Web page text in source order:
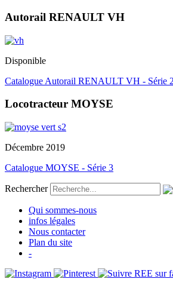
Autorail RENAULT VH
Disponible
Catalogue Autorail RENAULT VH - Série 2
Locotracteur MOYSE
Décembre 2019
Catalogue MOYSE - Série 3
Rechercher
Qui sommes-nous
infos légales
Nous contacter
Plan du site
-